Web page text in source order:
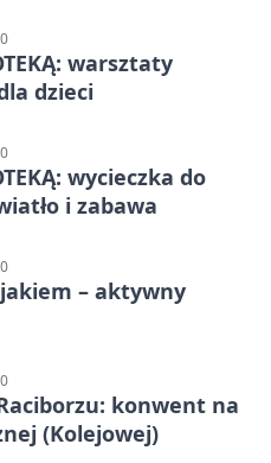
warsztaty
dzieci
wycieczka do
i zabawa
– aktywny
konwent na
(Kolejowej)